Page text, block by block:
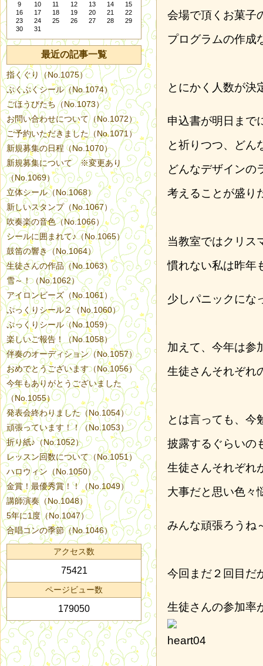
会場で頂くお菓子
プログラムの作成
とにかく人数が決
申込書が明日まで
と祈りつつ、ど
どんなデザイン
考えることが盛り
当教室ではクリス
慣れない私は昨年
少しパニックにな
加えて、今年は参
生徒さんそれぞれ
とは言っても、今
披露するぐらいの
生徒さんそれぞれ
大事だと思い色々
みんな頑張ろうね
今回まだ２回目だ
生徒さんの参加率
9
10 11 12 13 14
15
16
17 18 19 20 21
22
23
24 25 26 27 28
29
30
31
最近の記事一覧
指くぐり（No.1075）
ぷくぷくシール（No.1074）
ごほうびたち（No.1073）
お問い合わせについて（No.1072）
ご予約いただきました（No.1071）
新規募集の日程（No.1070）
新規募集について ※変更あり
（No.1069）
立体シール（No.1068）
新しいスタンプ（No.1067）
吹奏楽の音色（No.1066）
シールに囲まれて♪（No.1065）
鼓笛の響き（No.1064）
生徒さんの作品（No.1063）
雪～！（No.1062）
アイロンビーズ（No.1061）
ぷっくりシール２（No.1060）
ぷっくりシール（No.1059）
楽しいご報告！（No.1058）
伴奏のオーディション（No.1057）
おめでとうございます（No.1056）
今年もありがとうございました
（No.1055）
発表会終わりました（No.1054）
頑張っています！！（No.1053）
折り紙♪（No.1052）
レッスン回数について（No.1051）
ハロウィン（No.1050）
金賞！最優秀賞！！（No.1049）
講師演奏（No.1048）
5年に1度（No.1047）
合唱コンの季節（No.1046）
アクセス数
75421
ページビュー数
179050